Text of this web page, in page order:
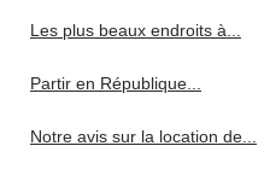
Les plus beaux endroits à...
Partir en République...
Notre avis sur la location de...